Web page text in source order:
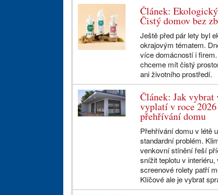
Článek:
Čistý domov bez
Ještě před pár lety byl
okrajovým tématem.
více domácností i
chceme mít čistý
ani životního prostředí.
Článek: Jak vybrat
vyplatí v roce
přehřívání domu
Přehřívání domu v létě
standardní problém.
venkovní stínění řeší
snížit teplotu v
screenové rolety patří
Klíčové ale je vybrat